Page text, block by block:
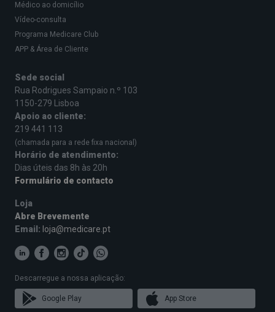
Médico ao domicílio
Vídeo-consulta
Programa Medicare Club
APP & Área de Cliente
Sede social
Rua Rodrigues Sampaio n.º 103
1150-279 Lisboa
Apoio ao cliente:
219 441 113
(chamada para a rede fixa nacional)
Horário de atendimento:
Dias úteis das 8h às 20h
Formulário de contacto
Loja
Abre Brevemente
Email: loja@medicare.pt
Descarregue a nossa aplicação:
Google Play App Store